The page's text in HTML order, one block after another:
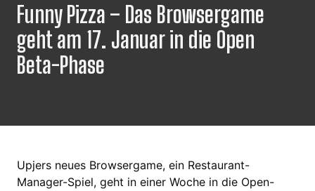
Funny Pizza – Das Browsergame
geht am 17. Januar in die Open
Beta-Phase
Upjers neues Browsergame, ein Restaurant-
Manager-Spiel, geht in einer Woche in die Open-